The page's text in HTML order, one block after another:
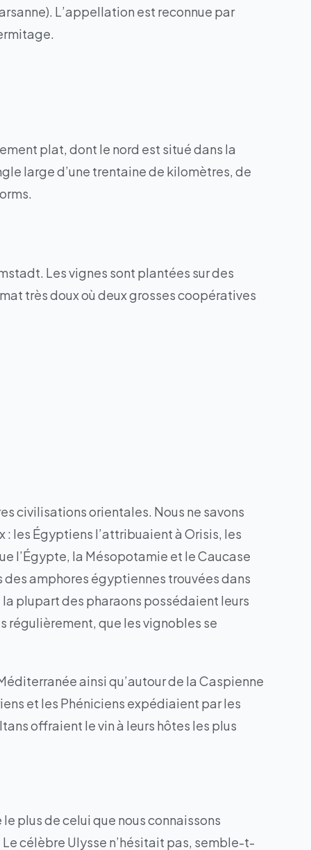
L’appellation est reconnue par
plat, dont le nord est situé dans la
large d’une trentaine de kilomètres, de
Les vignes sont plantées sur des
très doux où deux grosses coopératives
civilisations orientales. Nous ne savons
les Égyptiens l’attribuaient à Orisis, les
l’Égypte, la Mésopotamie et le Caucase
des amphores égyptiennes trouvées dans
plupart des pharaons possédaient leurs
régulièrement, que les vignobles se
ainsi qu’autour de la Caspienne
et les Phéniciens expédiaient par les
offraient le vin à leurs hôtes les plus
plus de celui que nous connaissons
célèbre Ulysse n’hésitait pas, semble-t-